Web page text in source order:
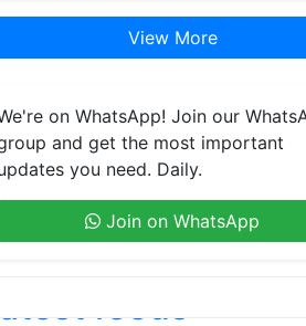
View More
on WhatsApp! Join our
and get the most important
you need. Daily.
Join on WhatsApp
feeds